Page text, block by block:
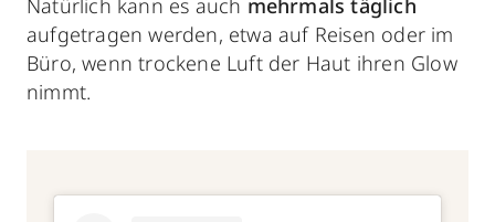
Natürlich kann es auch mehrmals täglich
aufgetragen werden, etwa auf Reisen oder im
Büro, wenn trockene Luft der Haut ihren Glow
nimmt.